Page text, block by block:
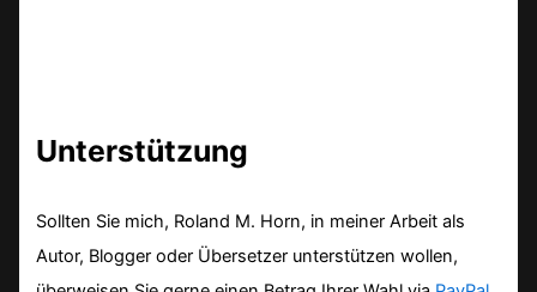
Unterstützung
Sollten Sie mich, Roland M. Horn, in meiner Arbeit als
Autor, Blogger oder Übersetzer unterstützen wollen,